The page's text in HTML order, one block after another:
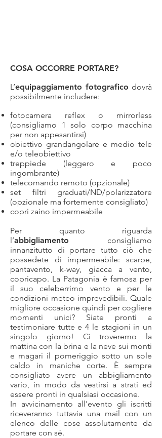
COSA OCCORRE PORTARE?
L’equipaggiamento fotografico dovrà
possibilmente includere:
fotocamera reflex o mirrorless
(consigliamo 1 solo corpo macchina
per non appesantirsi)
obiettivo grandangolare e medio tele
e/o teleobiettivo
treppiede (leggero e poco
ingombrante)
telecomando remoto (opzionale)
set filtri graduati/ND/polarizzatore
(opzionale ma fortemente consigliato)
copri zaino impermeabile
Per quanto riguarda
l’abbigliamento consigliamo
innanzitutto di portare tutto ciò che
possedete di impermeabile: scarpe,
pantavento, k-way, giacca a vento,
copricapo. La Patagonia è famosa per
il suo celeberrimo vento e per le
condizioni meteo imprevedibili. Quale
migliore occasione quindi per cogliere
momenti unici? Siate pronti a
testimoniare tutte e 4 le stagioni in un
singolo giorno! Ci troveremo la
mattina con la brina e la neve sui monti
e magari il pomeriggio sotto un sole
caldo in maniche corte. È sempre
consigliato avere un abbigliamento
vario, in modo da vestirsi a strati ed
essere pronti in qualsiasi occasione.
In avvicinamento all'evento gli iscritti
riceveranno tuttavia una mail con un
elenco delle cose assolutamente da
portare con sé.